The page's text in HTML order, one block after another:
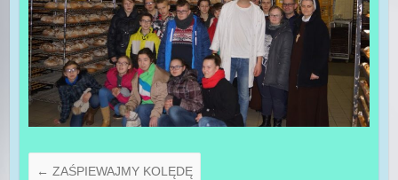
← ZAŚPIEWAJMY KOLĘDĘ